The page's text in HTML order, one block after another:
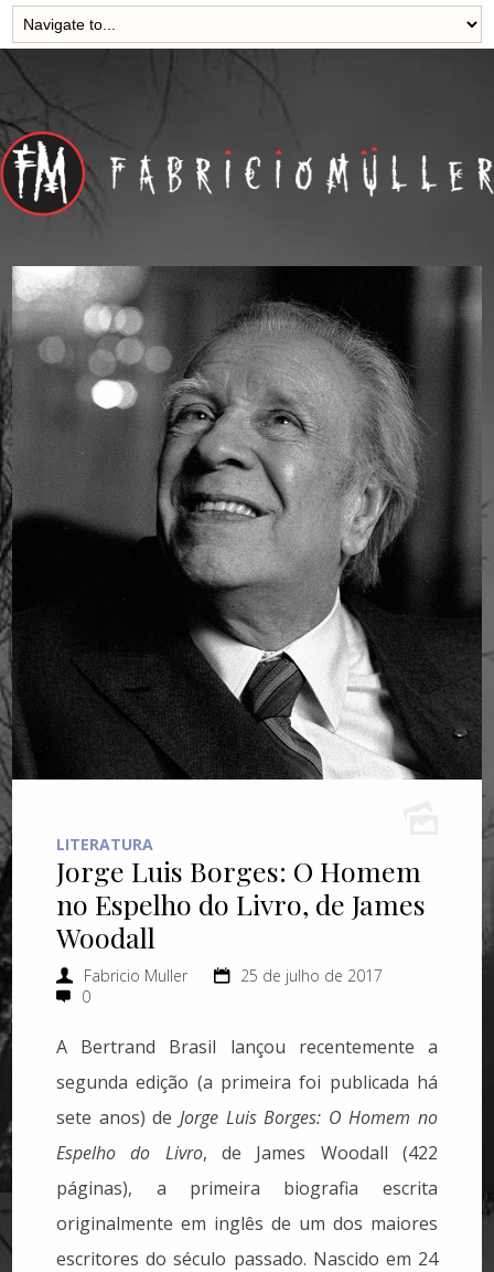
LITERATURA
Jorge Luis Borges: O Homem
no Espelho do Livro, de James
Woodall
Fabricio Muller
25 de julho de 2017
0
A Bertrand Brasil lançou recentemente a
segunda edição (a primeira foi publicada há
sete anos) de Jorge Luis Borges: O Homem no
Espelho do Livro, de James Woodall (422
páginas), a primeira biografia escrita
originalmente em inglês de um dos maiores
escritores do século passado. Nascido em 24